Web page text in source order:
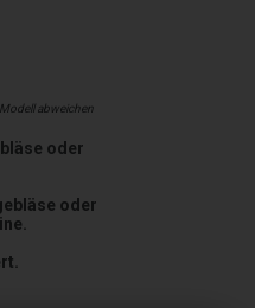
abweichen
oder
oder